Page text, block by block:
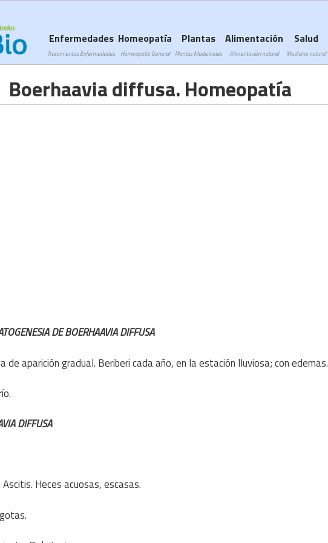
Boerhaavia diffusa. Homeopatía
DE BOERHAAVIA DIFFUSA
de aparición gradual. Beriberi cada año, en la estación lluviosa; con edemas.
DIFFUSA
Heces acuosas, escasas.
Enfermedades
Tratamientos Enfermedades
Homeopatía
Homeopatía General
Plantas
Plantas Medicinales
Alimentación
Alimentación natural
Salud
Medicina natural